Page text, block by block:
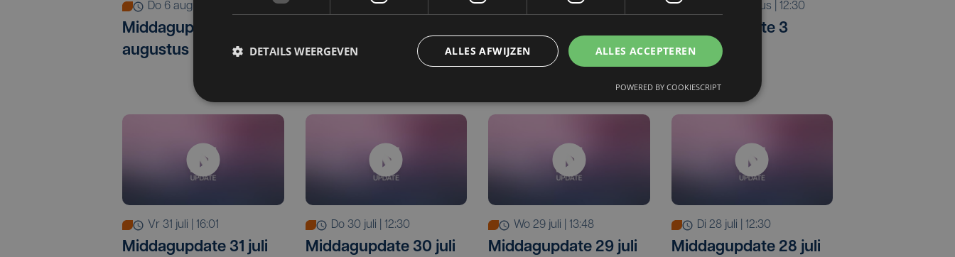
do 6 augustus | 12:30
Middagupdate 6
augustus
wo 5 augustus | 12:30
augustus
di 4 augustus | 12:30
augustus
ma 3 augustus | 12:30
Middagupdate 3
augustus
vr 31 juli | 16:01
Middagupdate 31 juli
do 30 juli | 12:30
Middagupdate 30 juli
wo 29 juli | 13:48
Middagupdate 29 juli
di 28 juli | 12:30
Middagupdate 28 juli
ALLES ACCEPTEREN
ALLES AFWIJZEN
DETAILS WEERGEVEN
POWERED BY COOKIESCRIPT